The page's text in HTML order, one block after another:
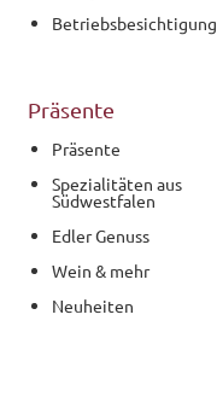
Betriebsbesichtigung
Präsente
Präsente
Spezialitäten aus
Südwestfalen
Edler Genuss
Wein & mehr
Neuheiten